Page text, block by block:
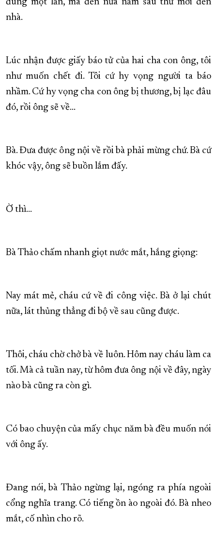
đúng một lần, mà đến nửa năm sau thư mới đến
nhà.
Lúc nhận được giấy báo tử của hai cha con ông, tôi
như muốn chết đi. Tôi cứ hy vọng người ta báo
nhầm. Cứ hy vọng cha con ông bị thương, bị lạc đâu
đó, rồi ông sẽ về…
Bà. Đưa được ông nội về rồi bà phải mừng chứ. Bà cứ
khóc vậy, ông sẽ buồn lắm đấy.
Ờ thì…
Bà Thảo chấm nhanh giọt nước mắt, hắng giọng:
Nay mát mẻ, cháu cứ về đi công việc. Bà ở lại chút
nữa, lát thủng thẳng đi bộ về sau cũng được.
Thôi, cháu chờ chở bà về luôn. Hôm nay cháu làm ca
tối. Mà cả tuần nay, từ hôm đưa ông nội về đây, ngày
nào bà cũng ra còn gì.
Có bao chuyện của mấy chục năm bà đều muốn nói
với ông ấy.
Đang nói, bà Thảo ngừng lại, ngóng ra phía ngoài
cổng nghĩa trang. Có tiếng ồn ào ngoài đó. Bà nheo
mắt, cố nhìn cho rõ.